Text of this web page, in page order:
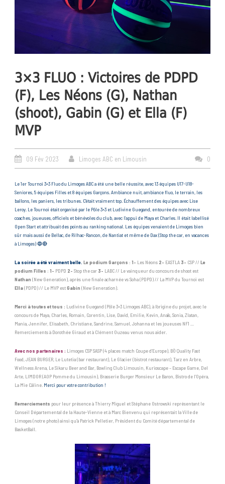
3×3 FLUO : Victoires de PDPD
(F), Les Néons (G), Nathan
(shoot), Gabin (G) et Ella (F)
MVP
09 Fév 2023 Limoges ABC en Limousin 0
Le 1er Tournoi 3×3 Fluo du Limoges ABC a été une belle réussite, avec 13 équipes U17-U18-
Seniores, 5 équipes Filles et 8 équipes Garçons. Ambiance nuit, ambiance fluo, le terrain, les
ballons, les paniers, les tribunes. C’était vraiment top. Échauffement des équipes avec Lise
Leroy. Le Tournoi était organisé par le Pôle 3×3 et Ludivine Guegand, entourée de nombreux
coaches, joueuses, officiels et bénévoles du club, avec l’appui de Maya et Charles. Il était labellisé
Open Start et attribuait des points au ranking national. Les équipes venaient de Limoges bien
sûr mais aussi de Bellac, de Rilhac-Rancon, de Nantiat et même de Dax (Stop the car, en vacances
à Limoges) 🔵🔴
La soirée a été vraiment belle. Le podium Garçons : 1- Les Néons 2- EASTLA 3- CSP // Le
podium Filles : 1- PDPD 2- Stop the car 3- LABC // Le vainqueur du concours de shoot est
Nathan (New Generation), après une finale acharnée vs Soha (PDPD) // La MVP du Tournoi est
Ella(PDPD) // Le MVP estGabin (New Generation).
Merci à toutes et tous : Ludivine Guegand (Pôle 3×3 Limoges ABC), à l’origine du projet, avec le
concours de Maya, Charles, Romain, Corentin, Lise, David, Emilie, Kevin, Anaïs, Sonia, Zlatan,
Mania, Jennifer, Elisabeth, Christiane, Sandrine, Samuel, Johanna et les joueuses NF1 …
Remerciements à Dorothée Giraud et à Clément Ouzeau venus nous aider.
Avec nos partenaires : Limoges CSP SASP (4 places match Coupe d’Europe), BÒ Quality Fast
Food, JEAN BURGER, Le Lutetia (bar restaurant), Le Glacier (bistrot restaurant), Tarz en Arbre,
Wellness Arena, Le Sikaru Beer and Bar, Bowling Club Limousin, Kurioscape – Escape Game, Del
Arte, LIMDOR (AOP Pomme du Limousin), Brasserie Burger Monsieur Le Baron, Bistro de l’Opéra,
La Mie Câline. Merci pour votre contribution !
Remerciements pour leur présence à Thierry Miguel et Stéphane Ostrowski représentant le
Conseil Départemental de la Haute-Vienne et à Marc Bienvenu qui représentait la Ville de
Limoges (notre photo) ainsi qu’à Patrick Pelletier, Président du Comité départemental de
BasketBall.